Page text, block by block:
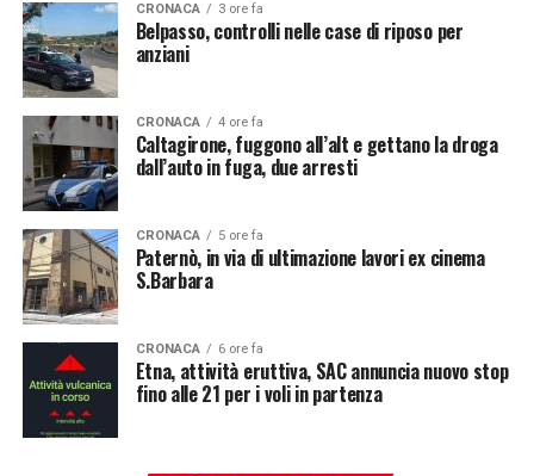
CRONACA 3 ore fa
Belpasso, controlli nelle case di riposo per
anziani
CRONACA 4 ore fa
Caltagirone, fuggono all’alt e gettano la droga
dall’auto in fuga, due arresti
CRONACA 5 ore fa
Paternò, in via di ultimazione lavori ex cinema
S.Barbara
CRONACA 6 ore fa
Etna, attività eruttiva, SAC annuncia nuovo stop
fino alle 21 per i voli in partenza